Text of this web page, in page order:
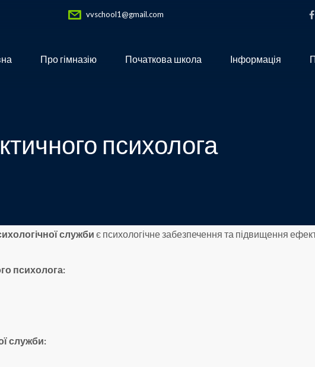
vvschool1@gmail.com
Про гімназію Початкова школа Інформація
психолога
служби є психологічне забезпечення та підвищення
психолога:
служби: